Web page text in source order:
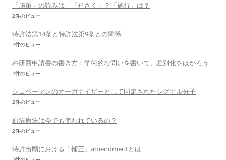
「施策」の読みは、「せさく」？「施行」は？
2件のビュー
特許法第14条と特許法第9条との関係
2件のビュー
科研費申請書の書き方：学術的な問いを書いて、差別化をはかろう
2件のビュー
シュペーマンのオーガナイザーとして同定されたシグナル分子
2件のビュー
血清療法は今でも使われているの？
2件のビュー
特許出願における「補正」amendmentとは